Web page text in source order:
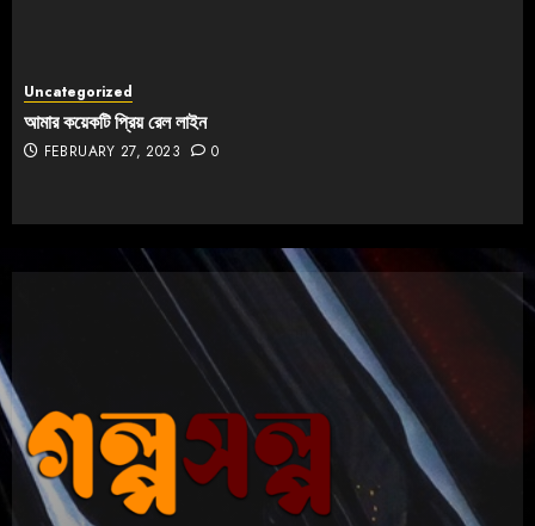
Uncategorized
আমার কয়েকটি প্রিয় রেল লাইন
FEBRUARY 27, 2023 0